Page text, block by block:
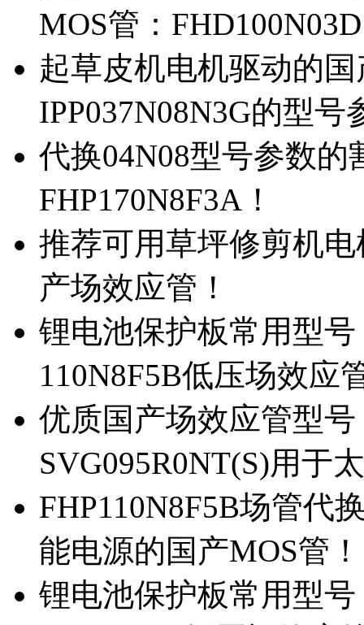
MOS管：
起草皮机电机驱动的
IPP037N08N3G的型号
代换04N08型号参数
FHP170N8F3A！
推荐可用草坪修剪机电
产场效应管！
锂电池保护板常用型号
110N8F5B低压场效应
优质国产场效应管型
SVG095R0NT(S)用于
FHP110N8F5B场管代
能电源的国产MOS管！
锂电池保护板常用型